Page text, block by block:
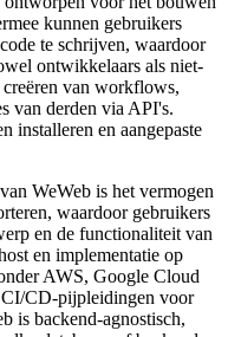
kunnen gebruikers
te schrijven, waardoor
ontwikkelaars als niet-
van workflows,
van derden via API's.
installeren en aangepaste
WeWeb is het vermogen
waardoor gebruikers
en de functionaliteit van
en implementatie op
AWS, Google Cloud
CI/CD-pijpleidingen voor
is backend-agnostisch,